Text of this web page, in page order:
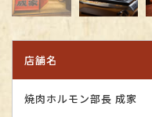
店舗名
焼肉ホルモン部長 成家